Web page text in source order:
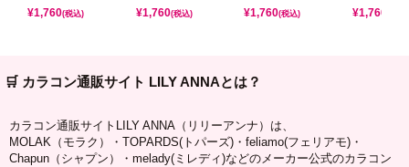
¥1,760(税込) ¥1,760(税込) ¥1,760(税込) ¥1,760
🛒 カラコン通販サイト LILY ANNAとは？
カラコン通販サイトLILY ANNA（リリーアンナ）は、
MOLAK（モラク）・TOPARDS(トパーズ)・feliamo(フェリアモ)・
Chapun（シャプン）・melady(ミレディ)などのメーカー公式のカラコン